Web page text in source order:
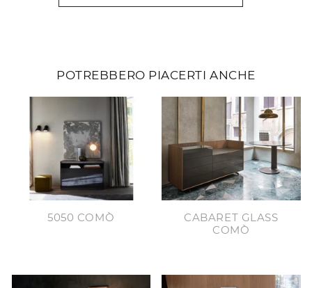
POTREBBERO PIACERTI ANCHE
5050 COMÒ
CABARET GLASS
COMÒ